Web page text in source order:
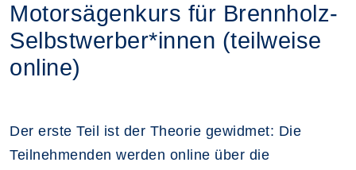
Motorsägenkurs für Brennholz-
Selbstwerber*innen (teilweise
online)
Der erste Teil ist der Theorie gewidmet: Die
Teilnehmenden werden online über die